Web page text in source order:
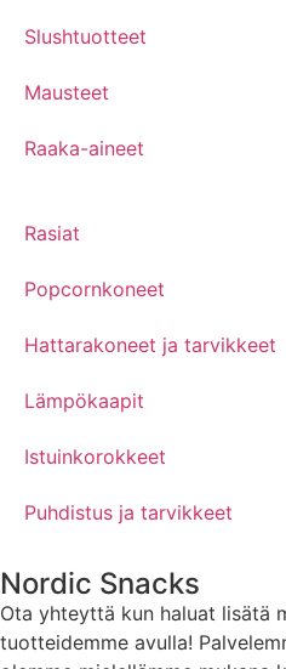
Slushtuotteet
Mausteet
Raaka-aineet
Rasiat
Popcornkoneet
Hattarakoneet ja tarvikkeet
Lämpökaapit
Istuinkorokkeet
Puhdistus ja tarvikkeet
Nordic Snacks
Ota yhteyttä kun haluat lisätä
tuotteidemme avulla!